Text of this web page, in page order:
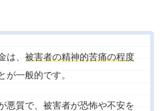
は、 被害者の精神的苦痛の程度
が一般的です。
悪質で、被害者が恐怖や不安を